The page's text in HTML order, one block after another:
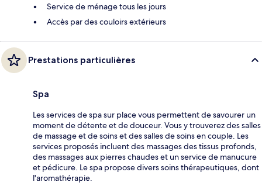
Service de ménage tous les jours
Accès par des couloirs extérieurs
Prestations particulières
Spa
Les services de spa sur place vous permettent de savourer un
moment de détente et de douceur. Vous y trouverez des salles
de massage et de soins et des salles de soins en couple. Les
services proposés incluent des massages des tissus profonds,
des massages aux pierres chaudes et un service de manucure
et pédicure. Le spa propose divers soins thérapeutiques, dont
l'aromathérapie.